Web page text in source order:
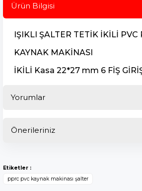
Ürün Bilgisi
IŞIKLI ŞALTER TETİK İKİLİ PVC
KAYNAK MAKİNASI
İKİLİ Kasa 22*27 mm 6 FİŞ
Yorumlar
Önerileriniz
kullanarak tarafımıza iletebilirsiniz.
Görüş ve önerileriniz için teşekkür ederiz.
Etiketler :
pprc pvc kaynak makinası şalter